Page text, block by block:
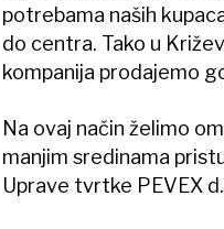
potrebama naših
do centra. Tako u
kompanija prodajemo
Na ovaj način želimo
manjim sredinama
Uprave tvrtke PEVEX